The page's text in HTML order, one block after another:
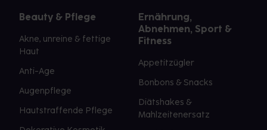
Beauty & Pflege
Akne, unreine & fettige
Haut
Anti-Age
Augenpflege
Hautstraffende Pflege
Ernährung,
Abnehmen, Sport &
Fitness
Appetitzügler
Bonbons & Snacks
Diätshakes &
Mahlzeitenersatz